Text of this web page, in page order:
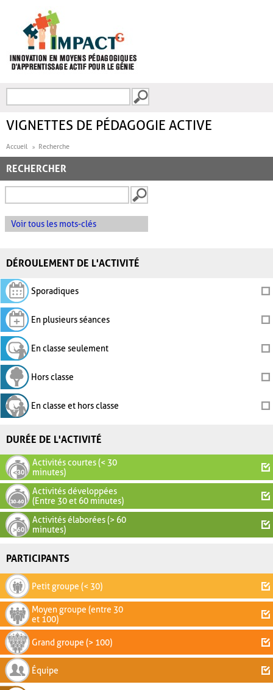
FORMULAIRE DE
VIGNETTES DE PÉDAGOGIE ACTIVE
Accueil Recherche
RECHERCHER
Voir tous les mots-clés
DÉROULEMENT DE L'ACTIVITÉ
Sporadiques
En plusieurs séances
En classe seulement
Hors classe
En classe et hors classe
DURÉE DE L'ACTIVITÉ
Activités courtes (< 30
minutes)
Activités développées
(Entre 30 et 60 minutes)
Activités élaborées (> 60
minutes)
PARTICIPANTS
Petit groupe (< 30)
Moyen groupe (entre 30
et 100)
Grand groupe (> 100)
Équipe